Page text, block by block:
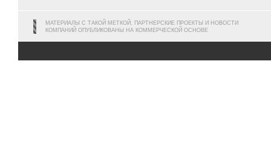
МАТЕРИАЛЫ С ТАКОЙ МЕТКОЙ, ПАРТНЕРСКИЕ ПРОЕКТЫ И НОВОСТИ
КОМПАНИЙ ОПУБЛИКОВАНЫ НА КОММЕРЧЕСКОЙ ОСНОВЕ